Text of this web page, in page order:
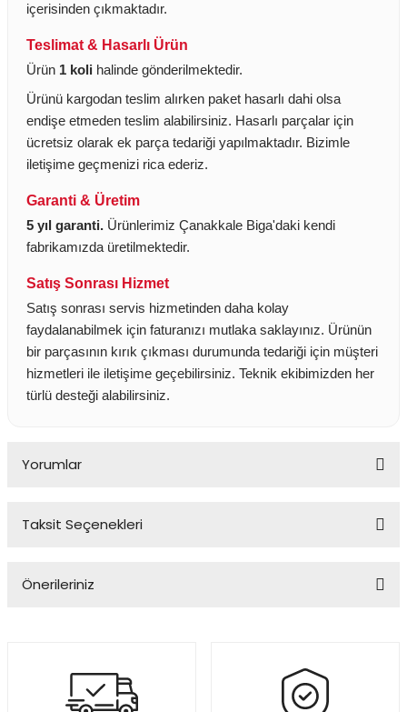
içerisinden çıkmaktadır.
Teslimat & Hasarlı Ürün
Ürün 1 koli halinde gönderilmektedir.
Ürünü kargodan teslim alırken paket hasarlı dahi olsa
endişe etmeden teslim alabilirsiniz. Hasarlı parçalar için
ücretsiz olarak ek parça tedariği yapılmaktadır. Bizimle
iletişime geçmenizi rica ederiz.
Garanti & Üretim
5 yıl garanti. Ürünlerimiz Çanakkale Biga'daki kendi
fabrikamızda üretilmektedir.
Satış Sonrası Hizmet
Satış sonrası servis hizmetinden daha kolay
faydalanabilmek için faturanızı mutlaka saklayınız. Ürünün
bir parçasının kırık çıkması durumunda tedariği için müşteri
hizmetleri ile iletişime geçebilirsiniz. Teknik ekibimizden her
türlü desteği alabilirsiniz.
Yorumlar
Taksit Seçenekleri
Önerileriniz
Görüş ve önerileriniz için teşekkür ederiz.